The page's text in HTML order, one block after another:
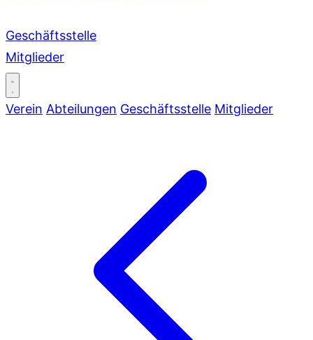
Geschäftsstelle
Mitglieder
Verein Abteilungen Geschäftsstelle Mitglieder